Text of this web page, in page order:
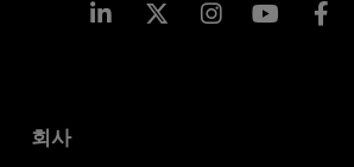
Linkedin Instagram
회사